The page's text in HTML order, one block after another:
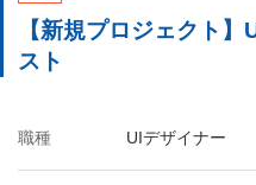
【新規プロジェクト
スト
職種 UIデザイナー